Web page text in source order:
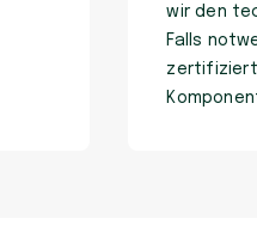
wir den
Falls